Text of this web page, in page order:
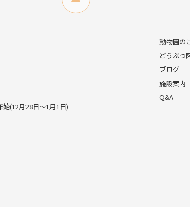
(12月28日～1月1日)
動物園の
どうぶつ
ブログ
施設案内
Q&A